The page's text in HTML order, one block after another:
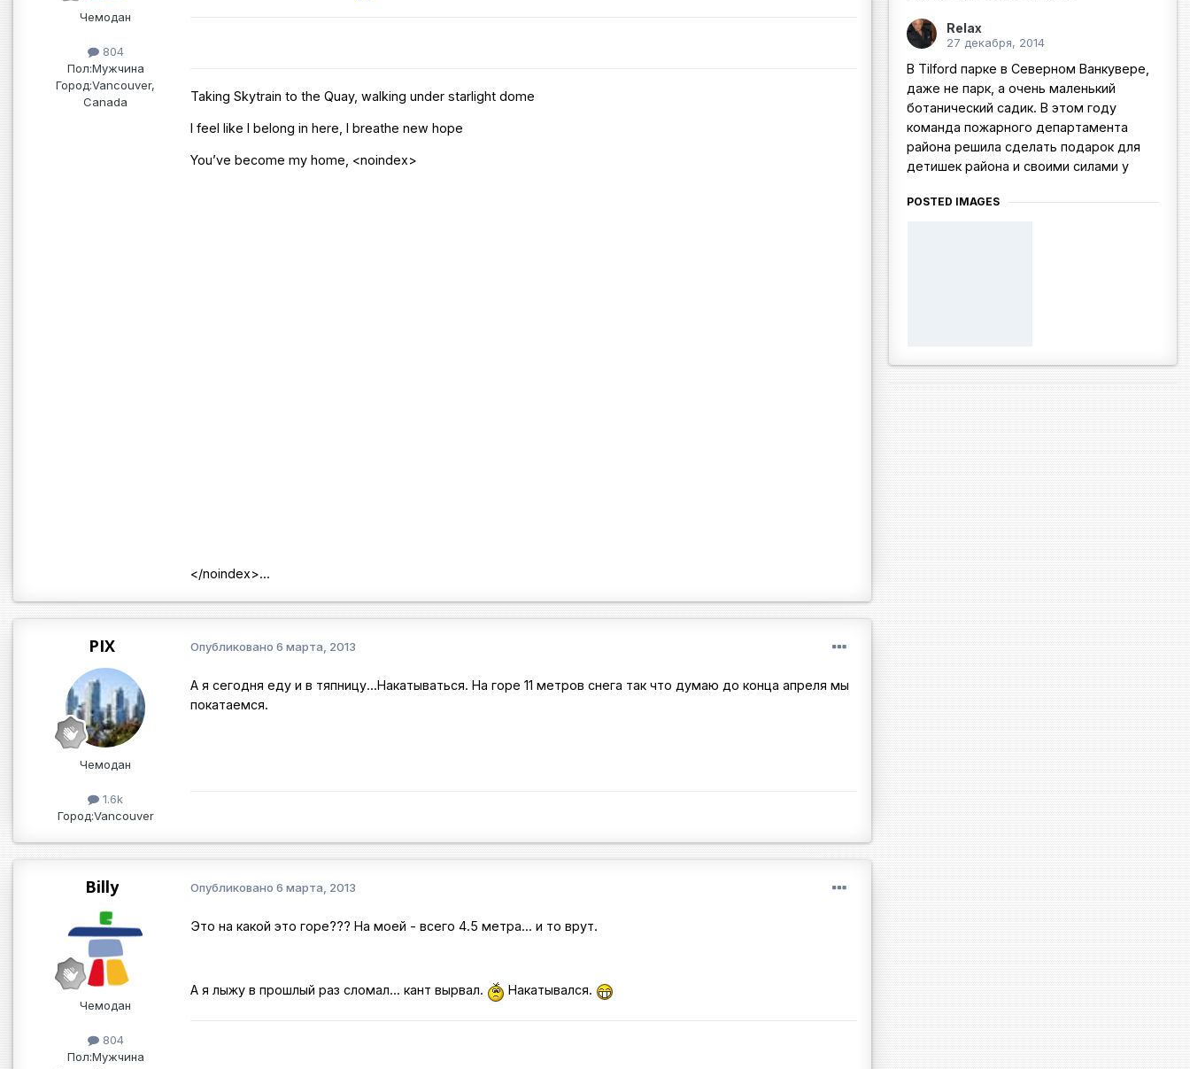
Чемодан
804
Пол:Мужчина
Город:Vancouver,
Canada
Taking Skytrain to the Quay, walking under starlight dome
I feel like I belong in here, I breathe new hope
You’ve become my home, <noindex>
</noindex>...
PIX
Чемодан
1.6k
Город:Vancouver
Опубликовано 6 марта, 2013
А я сегодня еду и в тяпницу...Накатываться. На горе 11 метров снега так что думаю до конца апреля мы
покатаемся.
Billy
Чемодан
804
Пол:Мужчина
Опубликовано 6 марта, 2013
Это на какой это горе??? На моей - всего 4.5 метра... и то врут.
А я лыжу в прошлый раз сломал... кант вырвал. Накатывался.
Relax
27 декабря, 2014
В Tilford парке в Северном Ванкувере,
даже не парк, а очень маленький
ботанический садик. В этом году
команда пожарного департамента
района решила сделать подарок для
детишек района и своими силами у
POSTED IMAGES